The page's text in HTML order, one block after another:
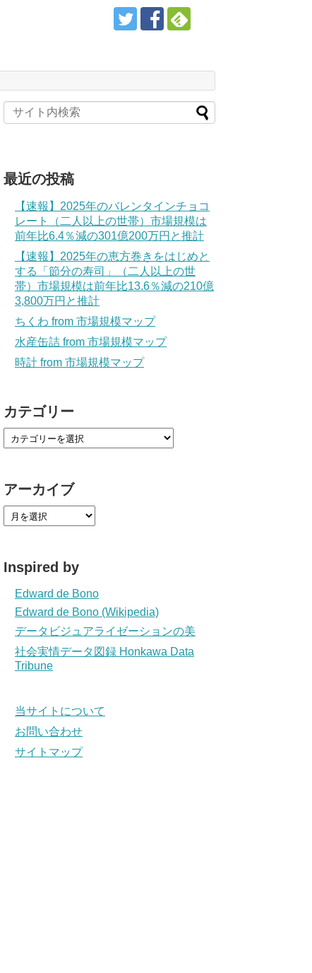
最近の投稿
【速報】2025年のバレンタインチョコ
レート（二人以上の世帯）市場規模は
前年比6.4％減の301億200万円と推計
【速報】2025年の恵方巻きをはじめと
する「節分の寿司」（二人以上の世
帯）市場規模は前年比13.6％減の210億
3,800万円と推計
ちくわ from 市場規模マップ
水産缶詰 from 市場規模マップ
時計 from 市場規模マップ
カテゴリー
アーカイブ
Inspired by
Edward de Bono
Edward de Bono (Wikipedia)
データビジュアライゼーションの美
社会実情データ図録 Honkawa Data
Tribune
当サイトについて
お問い合わせ
サイトマップ